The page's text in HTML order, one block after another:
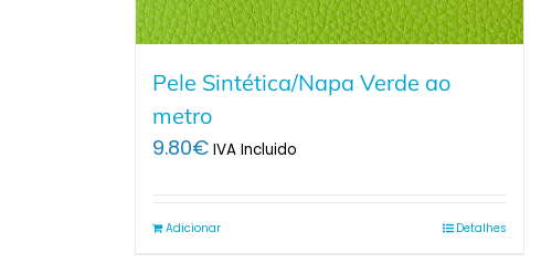
Pele Sintética/Napa Verde ao
metro
9.80€ IVA Incluido
Adicionar Detalhes